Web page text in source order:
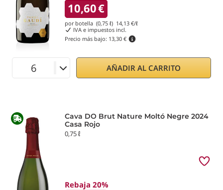
10,60€
por botella (0,75 ℓ) 14,13 €/ℓ
IVA e impuestos incl.
Precio más bajo: 13,30 €
AÑADIR AL CARRITO
Cava DO Brut Nature Moltó Negre 2024
Casa Rojo
0,75 ℓ
Rebaja 20%